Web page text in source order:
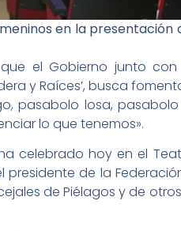
en la presentación
el Gobierno junto con
y Raíces’, busca
pasabolo losa,
lo que tenemos».
celebrado hoy en el
de la
de Piélagos y de